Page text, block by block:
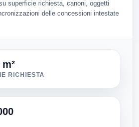
superficie richiesta, canoni, oggetti
delle concessioni intestate
RICHIESTA